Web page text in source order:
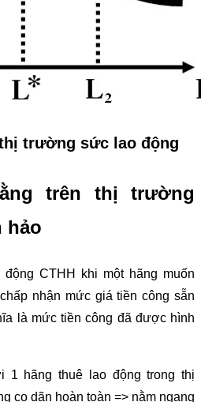
trường sức lao động
trên thị trường
hảo
CTHH khi một hãng muốn
nhận mức giá tiền công sẵn
là mức tiền công đã được hình
1 hãng thuê lao động trong thị
co dãn hoàn toàn => nằm ngang